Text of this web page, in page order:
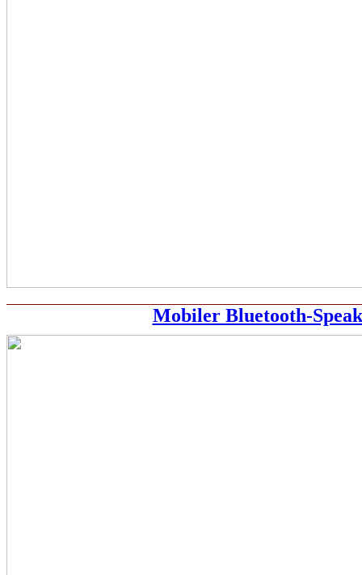
Mobiler Bluetooth-